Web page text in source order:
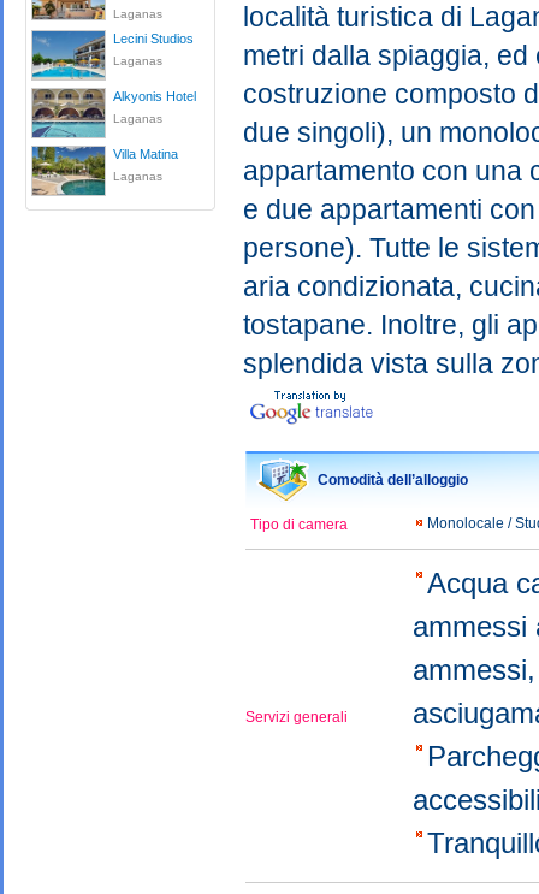
Laganas
Lecini Studios
Laganas
Alkyonis Hotel
Laganas
Villa Matina
Laganas
località turistica di
metri dalla spiaggia,
costruzione composto
due singoli), un
appartamento con una
e due appartamenti
persone). Tutte le
aria condizionata,
tostapane. Inoltre, gli
splendida vista sulla
Comodità dell’alloggio
Tipo di camera Monolocale /
Servizi generali
Acqua